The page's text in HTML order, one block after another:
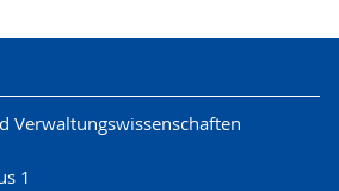
Verwaltungswissenschaften
1